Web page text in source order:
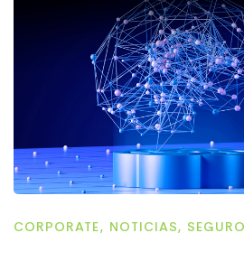
CORPORATE, NOTICIAS,